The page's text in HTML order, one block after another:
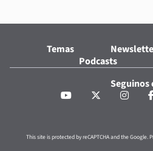
Temas
Podcasts
Seguinos
This site is protected by reCAPTCHA and the Google.